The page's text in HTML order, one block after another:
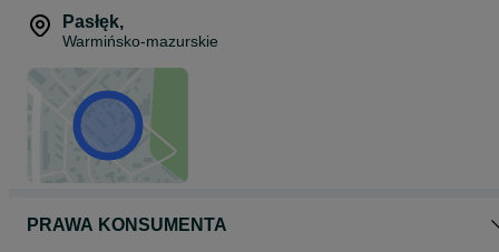
Pasłęk,
Warmińsko-mazurskie
PRAWA KONSUMENTA